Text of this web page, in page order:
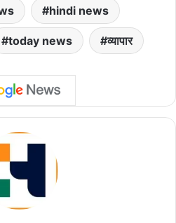
hindi news
today news व्यापार